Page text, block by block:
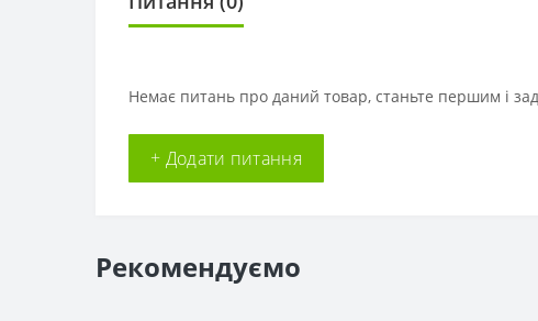
Немає питань про даний товар, станьте першим і
+ Додати питання
Рекомендуємо